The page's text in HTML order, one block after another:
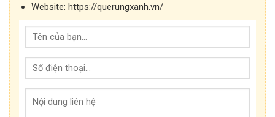
Website: https://querungxanh.vn/